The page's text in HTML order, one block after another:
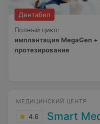
Дентабел
Полный цикл:
имплантация MegaGen +
протезирование
МЕДИЦИНСКИЙ ЦЕНТР
4.6 Smart